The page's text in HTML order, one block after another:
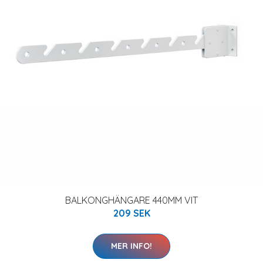
BALKONGHÄNGARE 440MM VIT
209 SEK
MER INFO!